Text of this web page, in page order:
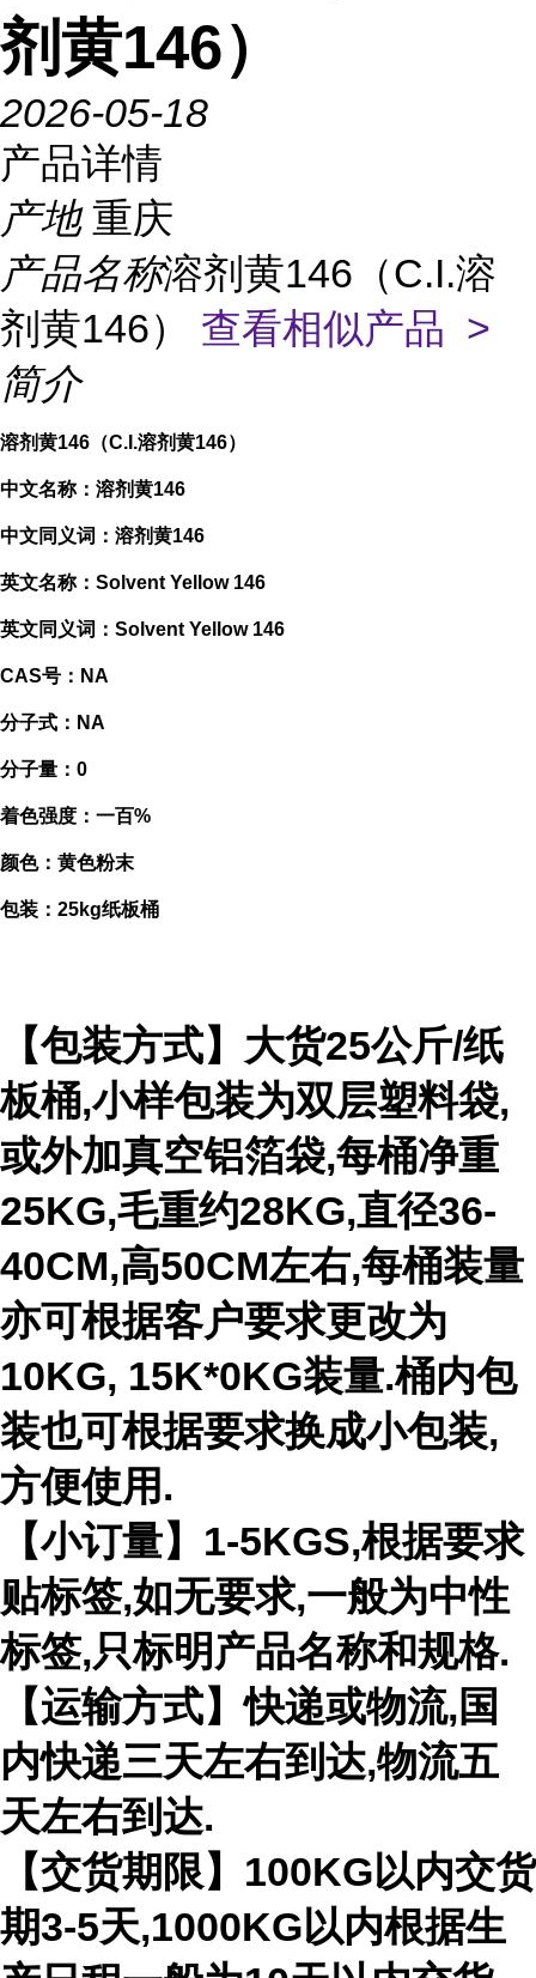
剂黄146）
2026-05-18
产品详情
产地 重庆
产品名称溶剂黄146（C.I.溶
剂黄146） 查看相似产品 >
简介
溶剂黄146（C.I.溶剂黄146）
中文名称：溶剂黄146
中文同义词：溶剂黄146
英文名称：Solvent Yellow 146
英文同义词：Solvent Yellow 146
CAS号：NA
分子式：NA
分子量：0
着色强度：一百%
颜色：黄色粉末
包装：25kg纸板桶
【包装方式】大货25公斤/纸
板桶,小样包装为双层塑料袋,
或外加真空铝箔袋,每桶净重
25KG,毛重约28KG,直径36-
40CM,高50CM左右,每桶装量
亦可根据客户要求更改为
10KG, 15K*0KG装量.桶内包
装也可根据要求换成小包装,
方便使用.
【小订量】1-5KGS,根据要求
贴标签,如无要求,一般为中性
标签,只标明产品名称和规格.
【运输方式】快递或物流,国
内快递三天左右到达,物流五
天左右到达.
【交货期限】100KG以内交货
期3-5天,1000KG以内根据生